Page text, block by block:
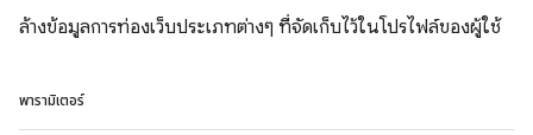
ล้างข้อมูลการท่องเว็บประเภทต่างๆ ที่จัดเก็บไว้ในโปรไฟล์ของผู้ใช้
พารามิเตอร์